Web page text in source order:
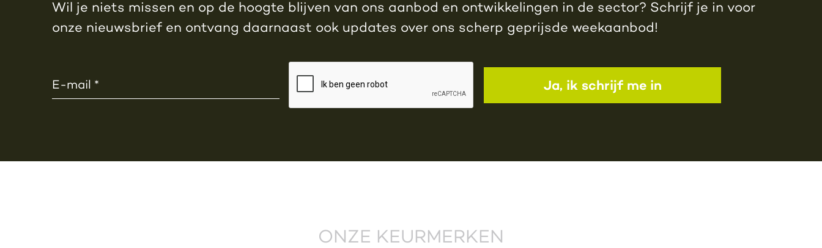
Wil je niets missen en op de hoogte blijven van ons aanbod en ontwikkelingen in de sector? Schrijf je in voor
onze nieuwsbrief en ontvang daarnaast ook updates over ons scherp geprijsde weekaanbod!
ONZE KEURMERKEN